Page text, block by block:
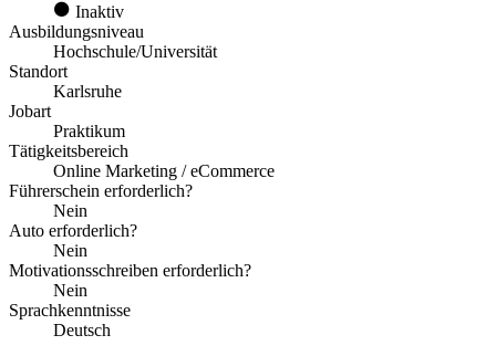
Inaktiv
Ausbildungsniveau
Hochschule/Universität
Standort
Karlsruhe
Jobart
Praktikum
Tätigkeitsbereich
Online Marketing / eCommerce
Führerschein erforderlich?
Nein
Auto erforderlich?
Nein
Motivationsschreiben erforderlich?
Nein
Sprachkenntnisse
Deutsch